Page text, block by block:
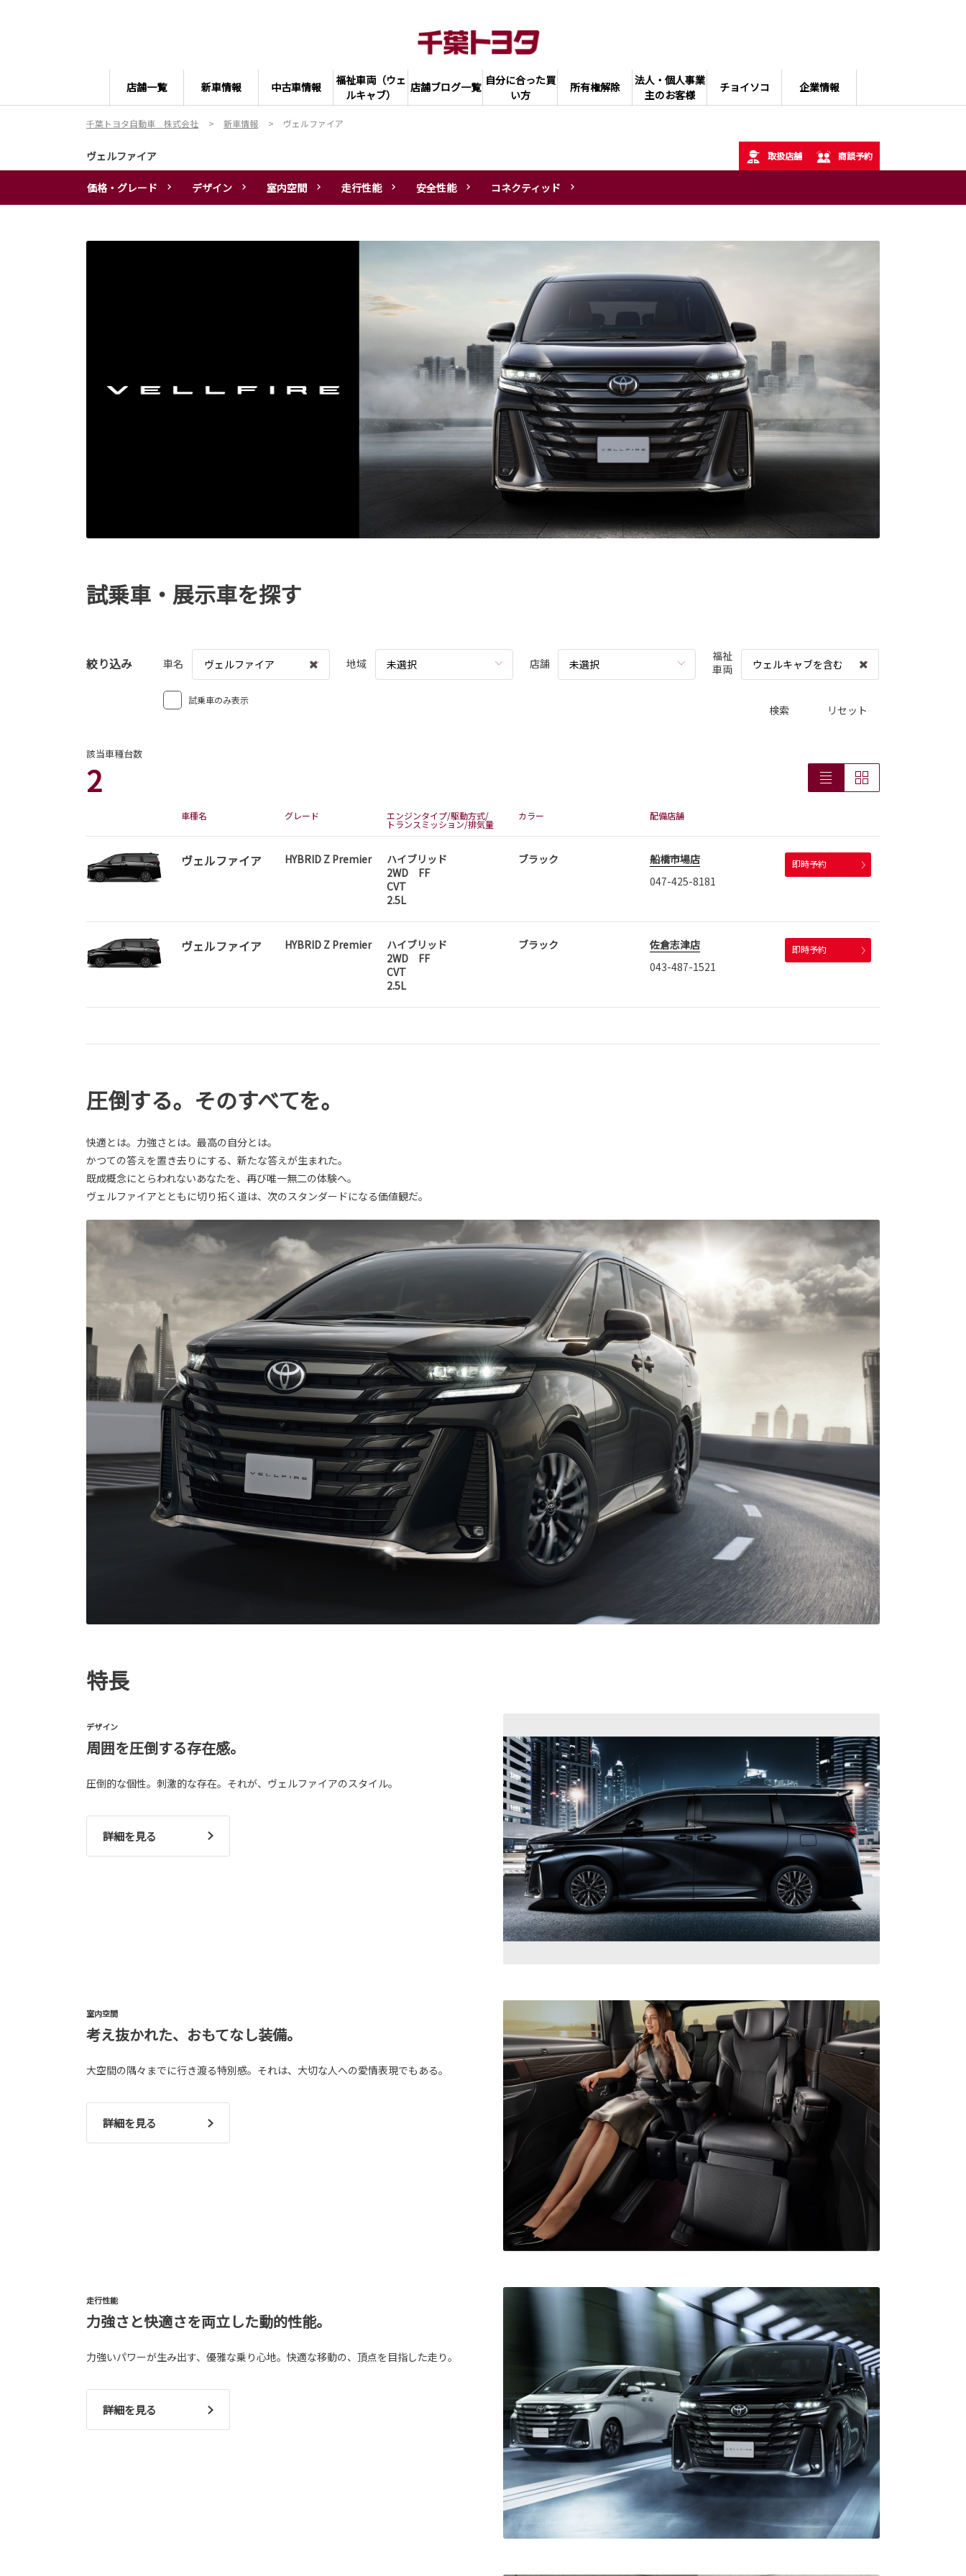
店舗一覧 新車情報 中古車情報
福祉車両（ウェ
ルキャブ）
店舗ブログ一覧 自分に合った買
い方
所有権解除
法人・個人事業
主のお客様
チョイソコ 企業情報
千葉トヨタ自動車 株式会社 新車情報 ヴェルファイア
ヴェルファイア 取扱店舗 商談予約
価格・グレード デザイン 室内空間 走行性能 安全性能 コネクティッド
試乗車・展示車を探す
絞り込み 車名 ヴェルファイア 地域 未選択 店舗 未選択
福祉
車両
ウェルキャブを含む
試乗車のみ表示
検索 リセット
該当車種台数
2
車種名 グレード エンジンタイプ/駆動方式/
トランスミッション/排気量
カラー 配備店舗
ヴェルファイア HYBRID Z Premier
ハイブリッド
2WD FF
CVT
2.5L
ブラック
船橋市場店
047-425-8181
即時予約
ヴェルファイア HYBRID Z Premier
ハイブリッド
2WD FF
CVT
2.5L
ブラック
佐倉志津店
043-487-1521
即時予約
圧倒する。そのすべてを。
快適とは。力強さとは。最高の自分とは。
かつての答えを置き去りにする、新たな答えが生まれた。
既成概念にとらわれないあなたを、再び唯一無二の体験へ。
ヴェルファイアとともに切り拓く道は、次のスタンダードになる価値観だ。
特長
デザイン
周囲を圧倒する存在感。
圧倒的な個性。刺激的な存在。それが、ヴェルファイアのスタイル。
詳細を見る
室内空間
考え抜かれた、おもてなし装備。
大空間の隅々までに行き渡る特別感。それは、大切な人への愛情表現でもある。
詳細を見る
走行性能
力強さと快適さを両立した動的性能。
力強いパワーが生み出す、優雅な乗り心地。快適な移動の、頂点を目指した走り。
詳細を見る